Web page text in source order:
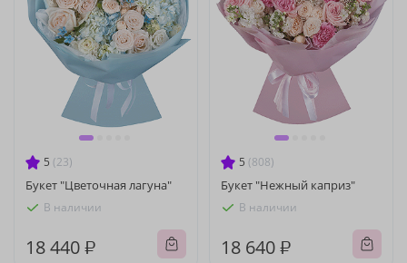
5 (23)
Букет "Цветочная лагуна"
В наличии
18 440 ₽
5 (808)
Букет "Нежный каприз"
В наличии
18 640 ₽